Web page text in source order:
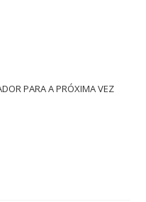
PARA A PRÓXIMA VEZ